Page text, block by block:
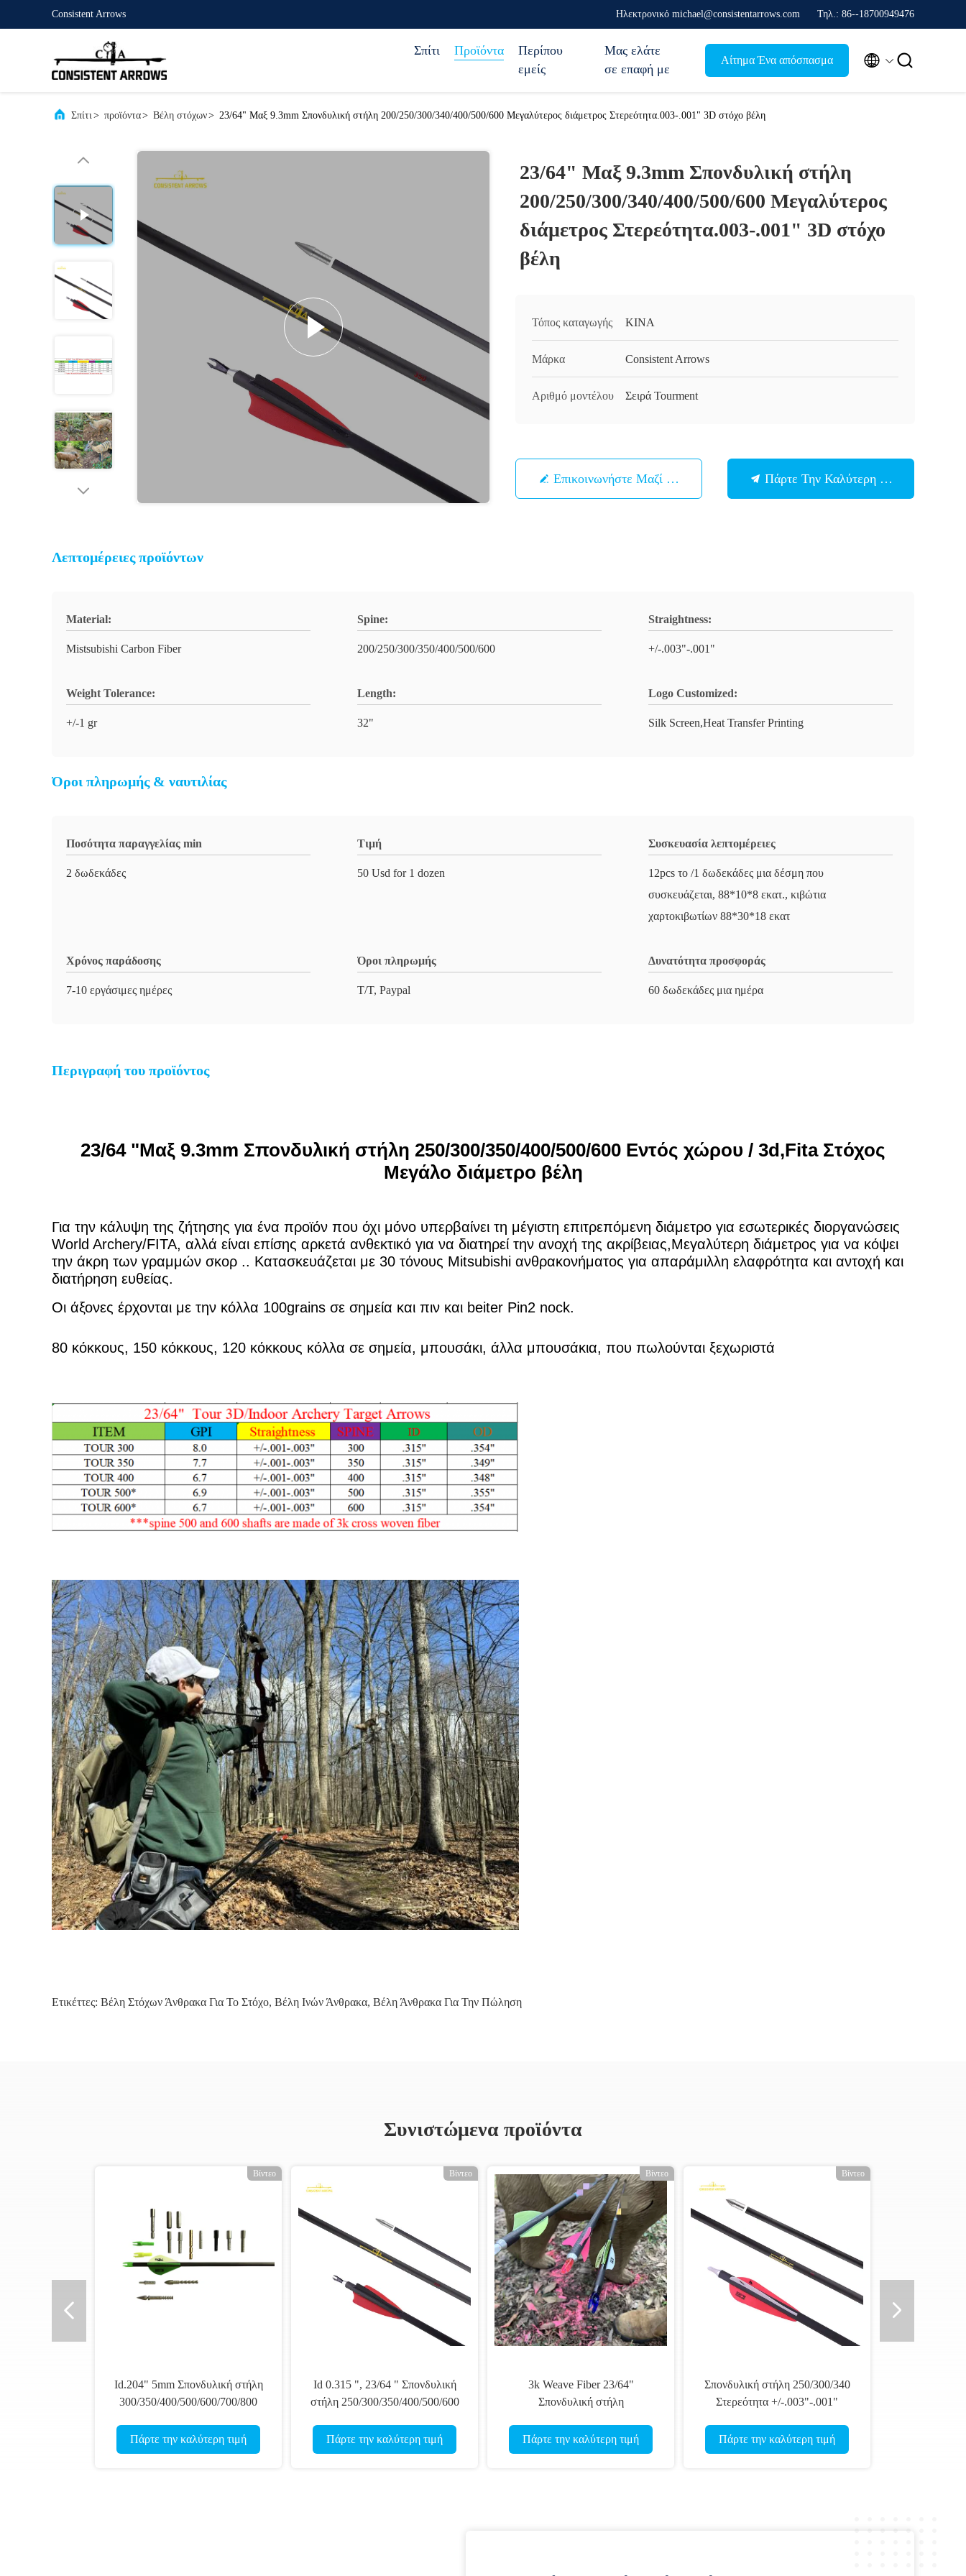
Consistent Arrows Ηλεκτρονικό michael@consistentarrows.com Τηλ.: 86--18700949476
Σπίτι Προϊόντα
Περίπου
εμείς
Μας ελάτε
σε επαφή με
Αίτημα Ένα απόσπασμα  
Σπίτι> προϊόντα> Βέλη στόχων> 23/64" Μαξ 9.3mm Σπονδυλική στήλη 200/250/300/340/400/500/600 Μεγαλύτερος διάμετρος Στερεότητα.003-.001" 3D στόχο βέλη
23/64" Μαξ 9.3mm Σπονδυλική στήλη
200/250/300/340/400/500/600 Μεγαλύτερος
διάμετρος Στερεότητα.003-.001" 3D στόχο
βέλη
Τόπος καταγωγής ΚΙΝΑ
Μάρκα Consistent Arrows
Αριθμό μοντέλου Σειρά Tourment
Επικοινωνήστε Μαζί Μας Πάρτε Την Καλύτερη Τιμή
Λεπτομέρειες προϊόντων
Material:
Mistsubishi Carbon Fiber
Spine:
200/250/300/350/400/500/600
Straightness:
+/-.003"-.001"
Weight Tolerance:
+/-1 gr
Length:
32"
Logo Customized:
Silk Screen,Heat Transfer Printing
Όροι πληρωμής & ναυτιλίας
Ποσότητα παραγγελίας min
2 δωδεκάδες
Τιμή
50 Usd for 1 dozen
Συσκευασία λεπτομέρειες
12pcs το /1 δωδεκάδες μια δέσμη που
συσκευάζεται, 88*10*8 εκατ., κιβώτια
χαρτοκιβωτίων 88*30*18 εκατ
Χρόνος παράδοσης
7-10 εργάσιμες ημέρες
Όροι πληρωμής
T/T, Paypal
Δυνατότητα προσφοράς
60 δωδεκάδες μια ημέρα
Περιγραφή του προϊόντος
23/64 "Μαξ 9.3mm Σπονδυλική στήλη 250/300/350/400/500/600 Εντός χώρου / 3d,Fita Στόχος
Μεγάλο διάμετρο βέλη
Για την κάλυψη της ζήτησης για ένα προϊόν που όχι μόνο υπερβαίνει τη μέγιστη επιτρεπόμενη διάμετρο για εσωτερικές διοργανώσεις
World Archery/FITA, αλλά είναι επίσης αρκετά ανθεκτικό για να διατηρεί την ανοχή της ακρίβειας,Μεγαλύτερη διάμετρος για να κόψει
την άκρη των γραμμών σκορ .. Κατασκευάζεται με 30 τόνους Mitsubishi ανθρακονήματος για απαράμιλλη ελαφρότητα και αντοχή και
διατήρηση ευθείας.
Οι άξονες έρχονται με την κόλλα 100grains σε σημεία και πιν και beiter Pin2 nock.
80 κόκκους, 150 κόκκους, 120 κόκκους κόλλα σε σημεία, μπουσάκι, άλλα μπουσάκια, που πωλούνται ξεχωριστά
Ετικέττες: Βέλη Στόχων Άνθρακα Για Το Στόχο, Βέλη Ινών Άνθρακα, Βέλη Άνθρακα Για Την Πώληση
Συνιστώμενα προϊόντα
Βίντεο
Id.204" 5mm Σπονδυλική στήλη
300/350/400/500/600/700/800
βάρος Ultra 3D Στόχος Άξονα
άνθρακα
Πάρτε την καλύτερη τιμή
Βίντεο
Id 0.315 ", 23/64 " Σπονδυλική
στήλη 250/300/350/400/500/600
Indoor Archer Μεγάλο διάμετρος
στόχο βέλη
Πάρτε την καλύτερη τιμή
Βίντεο
3k Weave Fiber 23/64"
Σπονδυλική στήλη
Στερεότητα.003-.001" Μεγάλη
διάμετρος 3D Τοξοβολία
Πάρτε την καλύτερη τιμή
Βίντεο
Σπονδυλική στήλη 250/300/340
Στερεότητα +/-.003"-.001"
εσωτερικό Βέγκας πυροβολούν
27/64" στόχο βέλη
Πάρτε την καλύτερη τιμή